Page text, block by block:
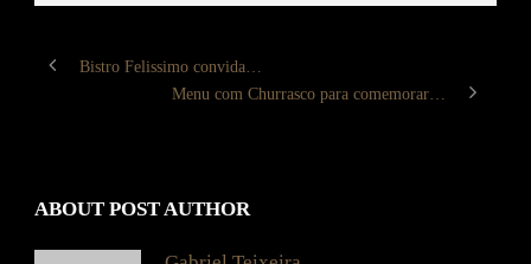
Bistro Felissimo convida…
Menu com Churrasco para comemorar…
ABOUT POST AUTHOR